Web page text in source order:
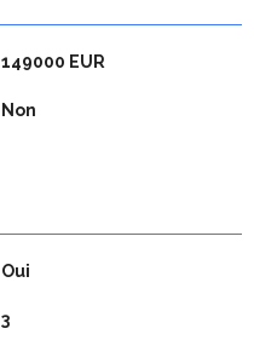
149000 EUR
Non
Oui
3